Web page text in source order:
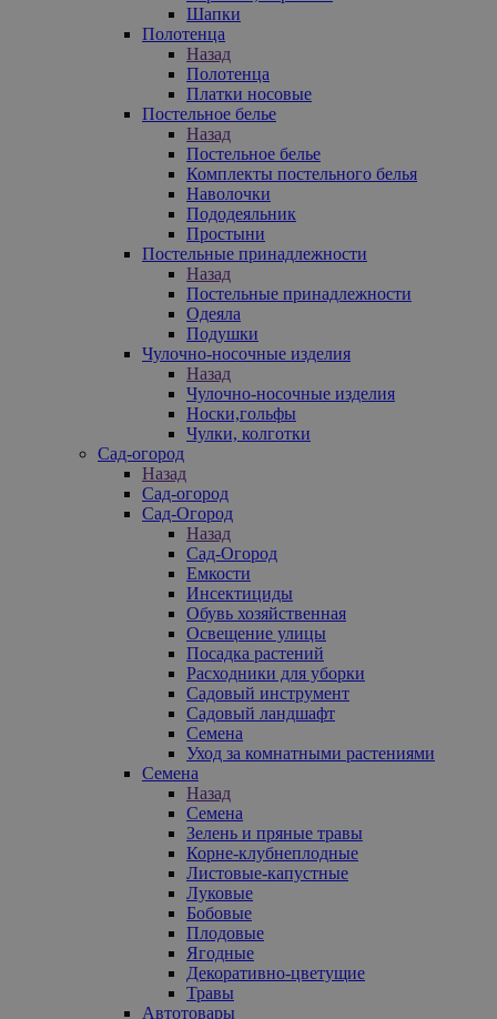
Шапки
Полотенца
Назад
Полотенца
Платки носовые
Постельное белье
Назад
Постельное белье
Комплекты постельного белья
Наволочки
Пододеяльник
Простыни
Постельные принадлежности
Назад
Постельные принадлежности
Одеяла
Подушки
Чулочно-носочные изделия
Назад
Чулочно-носочные изделия
Носки,гольфы
Чулки, колготки
Сад-огород
Назад
Сад-огород
Сад-Огород
Назад
Сад-Огород
Емкости
Инсектициды
Обувь хозяйственная
Освещение улицы
Посадка растений
Расходники для уборки
Садовый инструмент
Садовый ландшафт
Семена
Уход за комнатными растениями
Семена
Назад
Семена
Зелень и пряные травы
Корне-клубнеплодные
Листовые-капустные
Луковые
Бобовые
Плодовые
Ягодные
Декоративно-цветущие
Травы
Автотовары